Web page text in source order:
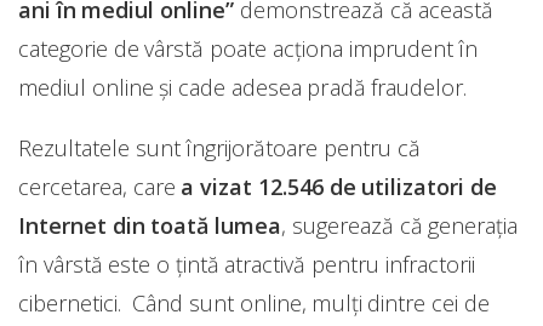
ani în mediul online” demonstrează că această
categorie de vârstă poate acționa imprudent în
mediul online și cade adesea pradă fraudelor.
Rezultatele sunt îngrijorătoare pentru că
cercetarea, care a vizat 12.546 de utilizatori de
Internet din toată lumea, sugerează că generația
în vârstă este o țintă atractivă pentru infractorii
cibernetici. Când sunt online, mulți dintre cei de